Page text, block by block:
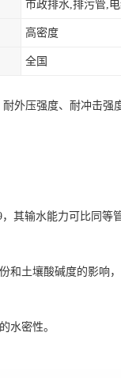
市政排水,排污管,
高密度
全国
外压强度、耐冲击强
其输水能力可比同等
和土壤酸碱度的影响
水密性。